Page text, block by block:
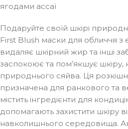
ягодами ассаї
Подаруйте своїй шкірі
First Blush маски для обличчя з
видаляє шкірний жир та інші
заспокоює та пом’якшує шкіру,
природнього сяйва. Ця
призначена для ранкового та
містить інгредієнти для
допомагають захистити шкіру
навколишнього середовища.